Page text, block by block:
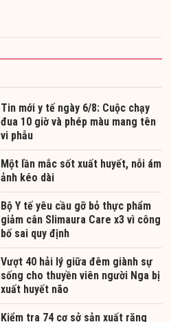
Tin mới y tế ngày 6/8: Cuộc chạy
đua 10 giờ và phép màu mang tên
vi phẫu
Một lần mắc sốt xuất huyết, nỗi ám
ảnh kéo dài
Bộ Y tế yêu cầu gỡ bỏ thực phẩm
giảm cân Slimaura Care x3 vì công
bố sai quy định
Vượt 40 hải lý giữa đêm giành sự
sống cho thuyền viên người Nga bị
xuất huyết não
Kiểm tra 74 cơ sở sản xuất răng